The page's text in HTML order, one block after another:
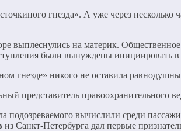
гнезда». А уже через
выплеснулись на материк.
были вынуждены
представитель правоохранительного
подозреваемого вычислили среди
из Санкт-Петербурга дал первые